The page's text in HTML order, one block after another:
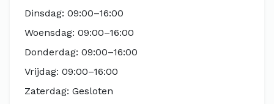
Dinsdag: 09:00–16:00
Woensdag: 09:00–16:00
Donderdag: 09:00–16:00
Vrijdag: 09:00–16:00
Zaterdag: Gesloten